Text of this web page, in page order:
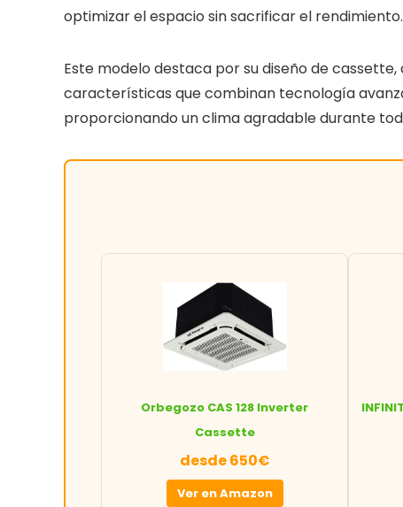
optimizar el espacio sin sacrificar el rendimiento.
Este modelo destaca por su diseño de
características que combinan tecnología
proporcionando un clima agradable durante
Orbegozo CAS 128 Inverter
Cassette
desde 650€
Ver en Amazon